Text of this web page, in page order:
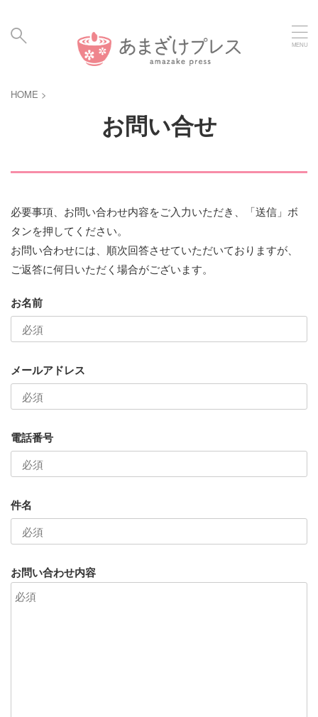
HOME >
お問い合せ
必要事項、お問い合わせ内容をご入力いただき、「送信」ボ
タンを押してください。
お問い合わせには、順次回答させていただいておりますが、
ご返答に何日いただく場合がございます。
お名前
メールアドレス
電話番号
件名
お問い合わせ内容